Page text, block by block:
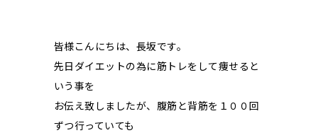
皆様こんにちは、長坂です。
先日ダイエットの為に筋トレをして痩せると
いう事を
お伝え致しましたが、腹筋と背筋を１００回
ずつ行っていても